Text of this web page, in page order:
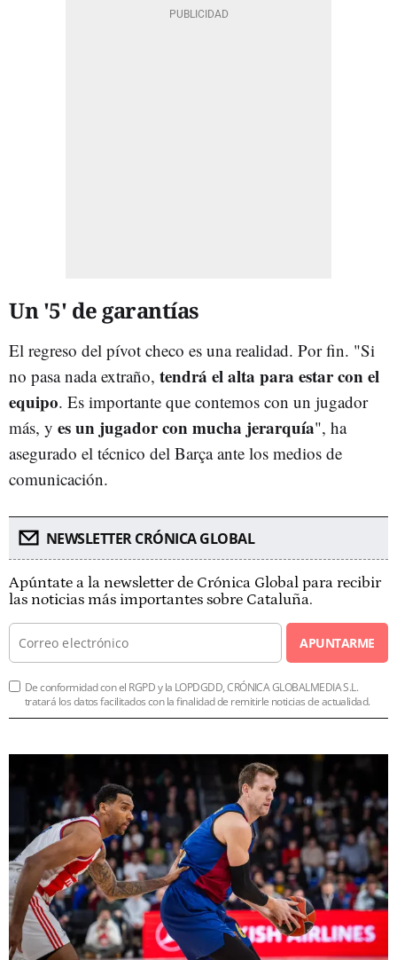
Un '5' de garantías
El regreso del pívot checo es una realidad. Por fin. "Si
no pasa nada extraño, tendrá el alta para estar con el
equipo. Es importante que contemos con un jugador
más, y es un jugador con mucha jerarquía", ha
asegurado el técnico del Barça ante los medios de
comunicación.
NEWSLETTER CRÓNICA GLOBAL
Apúntate a la newsletter de Crónica Global para recibir
las noticias más importantes sobre Cataluña.
APUNTARME
De conformidad con el RGPD y la LOPDGDD, CRÓNICA GLOBALMEDIA S.L.
tratará los datos facilitados con la finalidad de remitirle noticias de actualidad.